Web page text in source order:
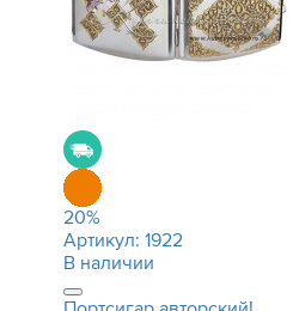
20%
Артикул: 1922
В наличии